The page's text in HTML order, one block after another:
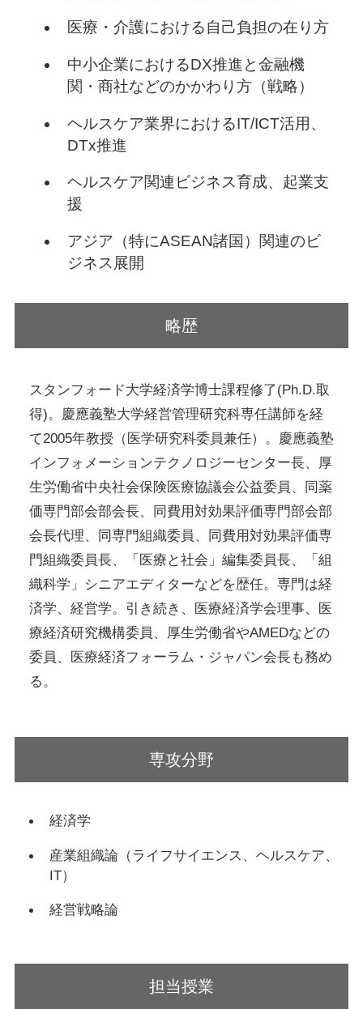
医療・介護における自己負担の在り方
中小企業におけるDX推進と金融機
関・商社などのかかわり方（戦略）
ヘルスケア業界におけるIT/ICT活用、
DTx推進
ヘルスケア関連ビジネス育成、起業支
援
アジア（特にASEAN諸国）関連のビ
ジネス展開
略歴
スタンフォード大学経済学博士課程修了(Ph.D.取
得)。慶應義塾大学経営管理研究科専任講師を経
て2005年教授（医学研究科委員兼任）。慶應義塾
インフォメーションテクノロジーセンター長、厚
生労働省中央社会保険医療協議会公益委員、同薬
価専門部会部会長、同費用対効果評価専門部会部
会長代理、同専門組織委員、同費用対効果評価専
門組織委員長、「医療と社会」編集委員長、「組
織科学」シニアエディターなどを歴任。専門は経
済学、経営学。引き続き、医療経済学会理事、医
療経済研究機構委員、厚生労働省やAMEDなどの
委員、医療経済フォーラム・ジャパン会長も務め
る。
専攻分野
経済学
産業組織論（ライフサイエンス、ヘルスケア、
IT）
経営戦略論
担当授業